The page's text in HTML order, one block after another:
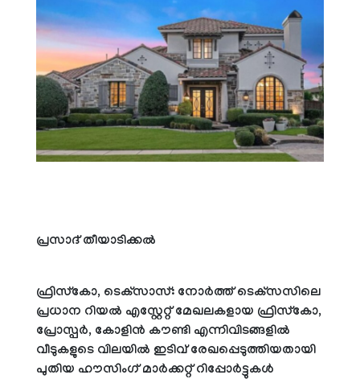
പ്രസാദ് തീയാടിക്കല്‍
ഫ്രിസ്‌കോ, ടെക്‌സാസ്: നോര്‍ത്ത് ടെക്‌സസിലെ
പ്രധാന റിയല്‍ എസ്റ്റേറ്റ് മേഖലകളായ ഫ്രിസ്‌കോ,
പ്രോസ്പര്‍, കോളിന്‍ കൗണ്ടി എന്നിവിടങ്ങളില്‍
വീടുകളുടെ വിലയില്‍ ഇടിവ് രേഖപ്പെടുത്തിയതായി
പുതിയ ഹൗസിംഗ് മാര്‍ക്കറ്റ് റിപ്പോര്‍ട്ടുകള്‍